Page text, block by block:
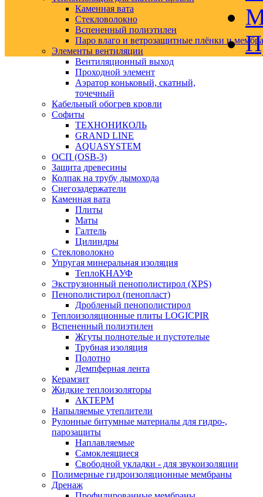
Каменная вата
Стекловолокно
Вспененный полиэтилен
Паро влаго и ветрозащитные плёнки и
Элементы вентиляции
Вентиляционный выход
Проходной элемент
Аэратор коньковый, скатный,
точечный
Кабельный обогрев кровли
Софиты
ТЕХНОНИКОЛЬ
GRAND LINE
AQUASYSTEM
ОСП (OSB-3)
Защита древесины
Колпак на трубу дымохода
Снегозадержатели
Каменная вата
Плиты
Маты
Галтель
Цилиндры
Стекловолокно
Упругая минеральная изоляция
ТеплоКНАУФ
Экструзионный пенополистирол (XPS)
Пенополистирол (пенопласт)
Дробленый пенополистирол
Теплоизоляционные плиты LOGICPIR
Вспененный полиэтилен
Жгуты полнотелые и пустотелые
Трубная изоляция
Полотно
Демпферная лента
Керамзит
Жидкие теплоизоляторы
АКТЕРМ
Напыляемые утеплители
Рулонные битумные материалы для гидро-,
парозащиты
Наплавляемые
Самоклеящиеся
Свободной укладки - для звукоизоляции
Полимерные гидроизоляционные мембраны
Дренаж